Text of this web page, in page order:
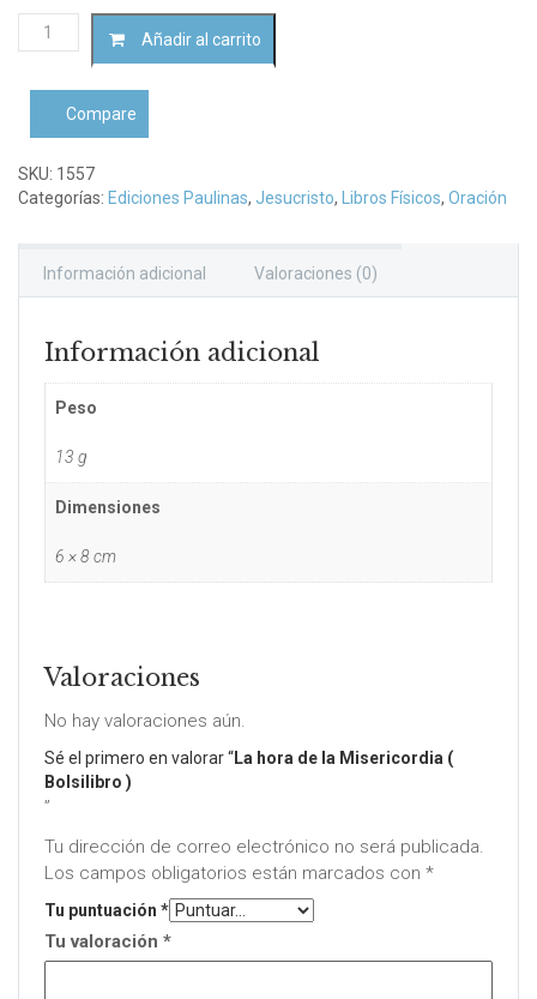
hora
la
Misericordia
Bolsilibro
)
Añadir al carrito
Compare
SKU: 1557
Categorías: Ediciones Paulinas, Jesucristo, Libros Físicos, Oración
Información adicional Valoraciones (0)
Información adicional
Peso
13 g
Dimensiones
6 × 8 cm
Valoraciones
No hay valoraciones aún.
Sé el primero en valorar “La hora de la Misericordia (
Bolsilibro )
”
Tu dirección de correo electrónico no será publicada.
Los campos obligatorios están marcados con *
Tu puntuación *
Tu valoración *